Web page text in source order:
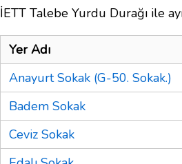
İETT Talebe Yurdu Durağı ile
Yer Adı
Anayurt Sokak (G-50. Sokak.)
Badem Sokak
Ceviz Sokak